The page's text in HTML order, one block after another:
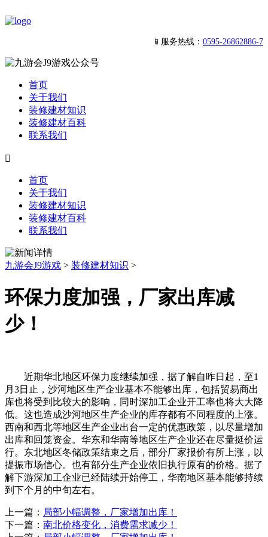
📱服务热线： 0595-26862886-7
首页
关于我们
装修建材知识
装修建材百科
联系我们

首页
关于我们
装修建材知识
装修建材百科
联系我们
九游会J9游戏 > 装修建材知识 >
环保力度加强，厂家出库减
少！
近期华北地区环保力度继续加强，据了解自昨日起，至1
月3日止，沙河地区生产企业基本不能够出库，包括贸易商出
库也将受到比较大的影响，同时深加工企业开工率也将大大降
低。这也造成沙河地区生产企业的库存都有不同程度的上涨。
西南和西北等地区生产企业出台一定的优惠政策，以尽量增加
出库和回笼资金。华东和华南等地区生产企业还在尽量挺价运
行。东北地区冬储政策结束之后，部分厂家报价有所上涨，以
提振市场信心。也有部分生产企业依旧执行原有的价格。据了
解下游深加工企业已经陆续开始停工，华南地区基本能够持续
到下个月的中旬左右。
上一篇： 局部小幅调整，厂家增加出库！
下一篇： 南北价格变化，消费需求减少！